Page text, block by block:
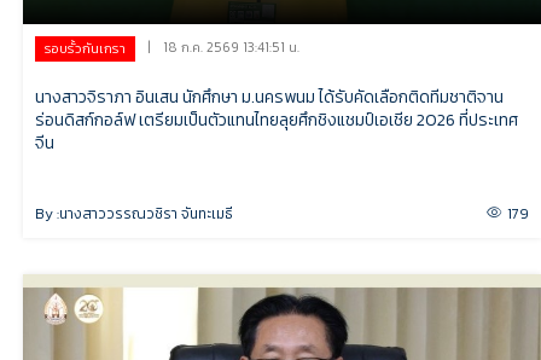
รอบรั้วกันเกรา | 18 ก.ค. 2569 13:41:51 น.
นางสาวจิราภา อินเสน นักศึกษา ม.นครพนม ได้รับคัดเลือกติดทีมชาติจาน
ร่อนดิสก์กอล์ฟ เตรียมเป็นตัวแทนไทยลุยศึกชิงแชมป์เอเชีย 2026 ที่ประเทศ
จีน
By :นางสาววรรณวชิรา จันทะเมธี 179